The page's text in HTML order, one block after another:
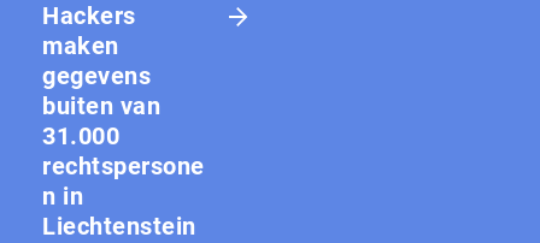
Hackers
maken
gegevens
buiten van
31.000
rechtspersone
n in
Liechtenstein